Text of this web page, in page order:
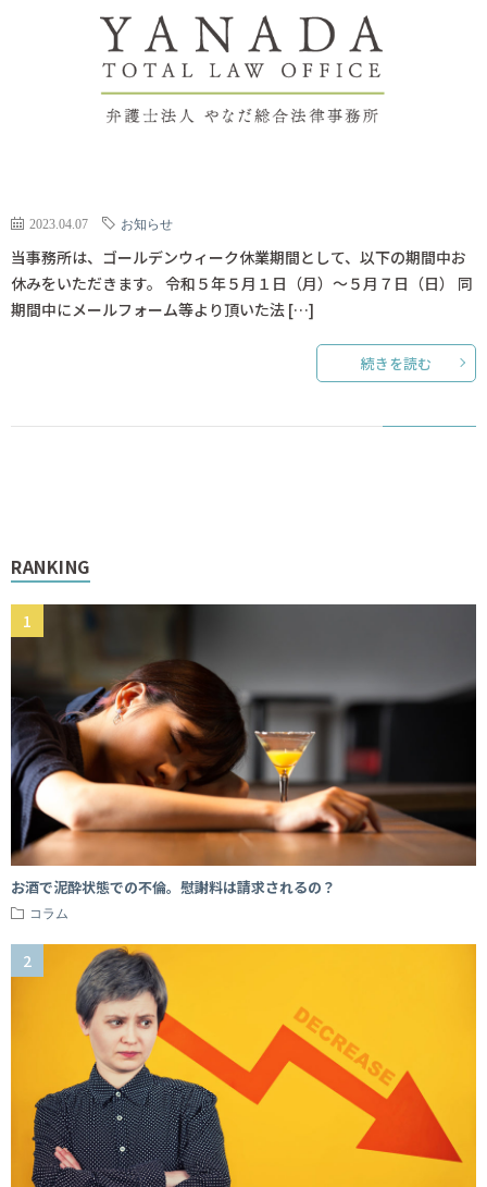
2023.04.07 お知らせ
当事務所は、ゴールデンウィーク休業期間として、以下の期間中お
休みをいただきます。 令和５年５月１日（月）～５月７日（日） 同
期間中にメールフォーム等より頂いた法 […]
続きを読む
RANKING
お酒で泥酔状態での不倫。慰謝料は請求されるの？
コラム